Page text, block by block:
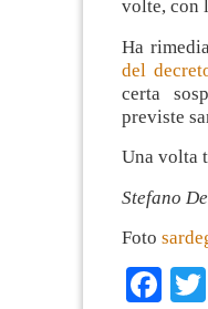
volte, con
Ha
del
certa
previste
Una volta
Stefano
Foto